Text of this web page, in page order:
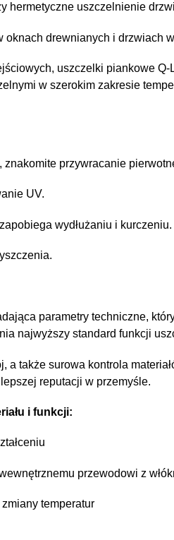
hermetyczne uszczelnienie
oknach drewnianych i drzwiach
uszczelki piankowe Q-
w szerokim zakresie
przywracanie
UV.
wydłużaniu i kurczeniu.
parametry techniczne,
najwyższy standard funkcji
także surowa kontrola
reputacji w przemyśle.
i funkcji:
przewodowi z
temperatur